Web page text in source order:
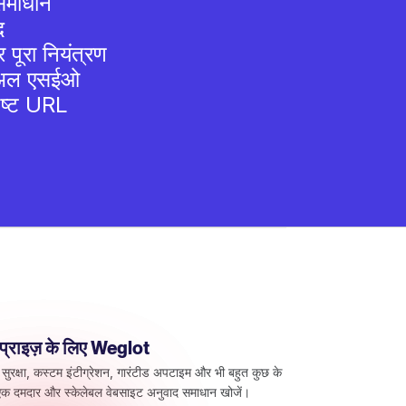
पूरा नियंत्रण
एसईओ
URL
के लिए Weglot
कस्टम इंटीग्रेशन, गारंटीड अपटाइम और भी बहुत कुछ के
दमदार और स्केलेबल वेबसाइट अनुवाद समाधान खोजें।